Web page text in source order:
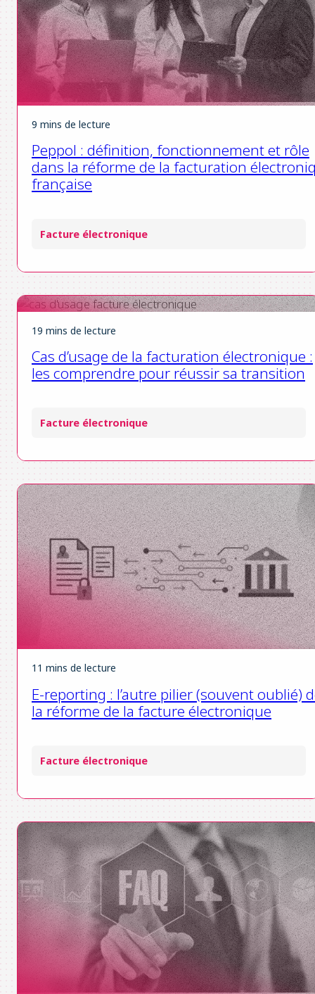
9 mins de lecture
Peppol : définition, fonctionnement et rôle
dans la réforme de la facturation
française
Facture électronique
19 mins de lecture
Cas d’usage de la facturation électronique :
les comprendre pour réussir sa transition
Facture électronique
11 mins de lecture
E-reporting : l’autre pilier (souvent oublié)
la réforme de la facture électronique
Facture électronique